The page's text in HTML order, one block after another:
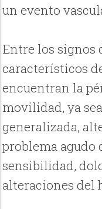
un evento
Entre los signos
característicos
encuentran la
movilidad, ya
generalizada,
problema agudo
sensibilidad,
alteraciones del